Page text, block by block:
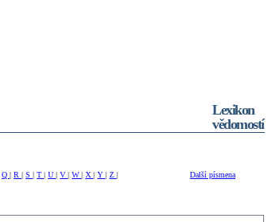
Lexikon
vědomostí
Q | R | S | T | U | V | W| X | Y | Z | Další písmena